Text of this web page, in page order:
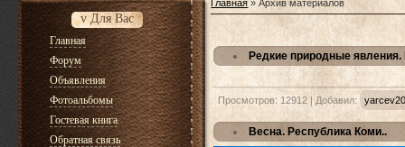
v Для Вас
Главная
Форум
Объявления
Фотоальбомы
Гостевая книга
Обратная связь
Главная »Архив материалов
Редкие природные
Просмотров: 12912 | Добавил:
Весна. Республика Коми..